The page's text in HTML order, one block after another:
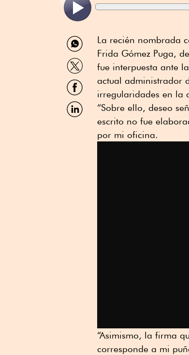
Compartir
por
WhatsApp
Compartir
por
Twitter
Compartir
por
Facebook
Compartir
por
La recién nombrada
Frida Gómez Puga,
fue interpuesta ante
actual administrador
irregularidades en la
“Sobre ello, deseo
escrito no fue
por mi oficina.
“Asimismo, la firma
corresponde a mi